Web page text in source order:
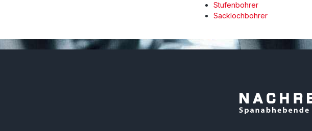
Stufenbohrer
Sacklochbohrer